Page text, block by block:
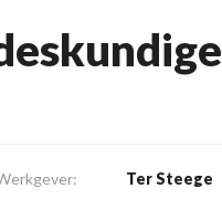
Ter Steege